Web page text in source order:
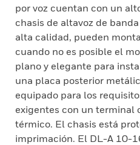
por voz cuentan con un
chasis de altavoz de
alta calidad, pueden
cuando no es posible el
plano y elegante para
una placa posterior
equipado para los
exigentes con un terminal
térmico. El chasis está
imprimación. El DL-A 10-